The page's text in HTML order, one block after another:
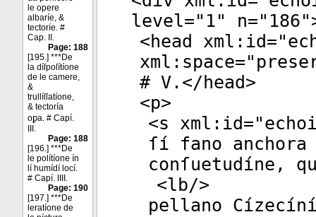
le opere
albaríe, &
tectoríe. #
Cap. II.
Page: 188
[195.] ***De
la díſpoſítíone
de le camere,
&
trullíſſatíone,
& tectoría
oꝑa. # Capí.
III.
Page: 188
[196.] ***De
le polítíone ín
lí humídí locí.
# Capí. IIII.
Page: 190
[197.] ***De
leratíone de
level=" 1" n=" 186
<head xml:id="
xml:space="
# V.</ head>
<p>
<s xml:id="
ſí fano
conſuetudíne,
<lb/>
pellano